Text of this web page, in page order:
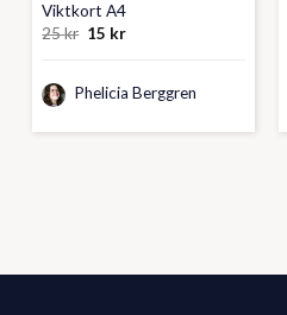
Viktkort A4
25kr Det
25 kr.
15 krDet
15 kr.
Phelicia Berggren